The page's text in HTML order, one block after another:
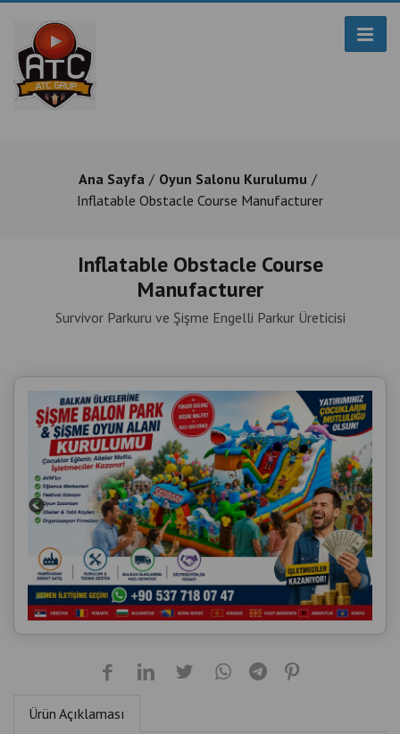
Ana Sayfa
Oyun Salonu Kurulumu
Inflatable Obstacle Course Manufacturer
Inflatable Obstacle Course
Manufacturer
Survivor Parkuru ve Şişme Engelli Parkur Üreticisi
Ürün Açıklaması